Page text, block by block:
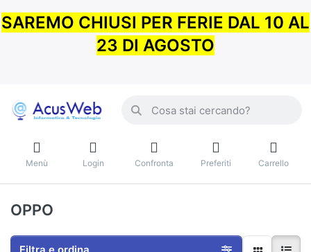
SAREMO CHIUSI PER FERIE DAL 10 AL
23 DI AGOSTO
Menù Login Confronta Preferiti Carrello
OPPO